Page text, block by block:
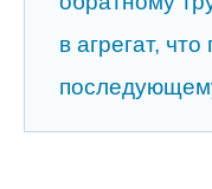
в агрегат,